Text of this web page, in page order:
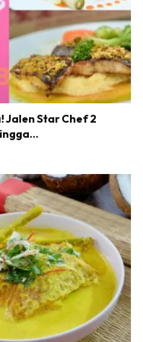
Jalen Star Chef 2